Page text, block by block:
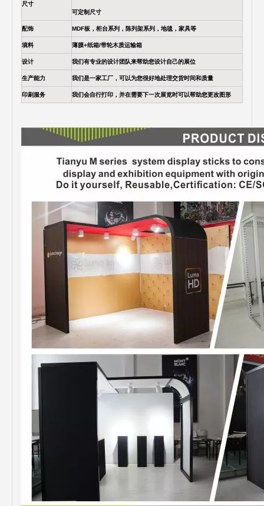
尺寸
可定制尺寸
配饰 MDF板，柜台系列，陈列架系列，地毯，家具等
填料 薄膜+纸箱/带轮木质运输箱
设计 我们有专业的设计团队来帮助您设计自己的展位
生产能力 我们是一家工厂，可以为您很好地处理交货时间和质量
印刷服务 我们会自行打印，并在需要下一次展览时可以帮助您更改图形